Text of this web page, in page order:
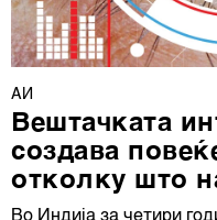
АИ
Вештачката
создава
отколку што
Во Индија за четири